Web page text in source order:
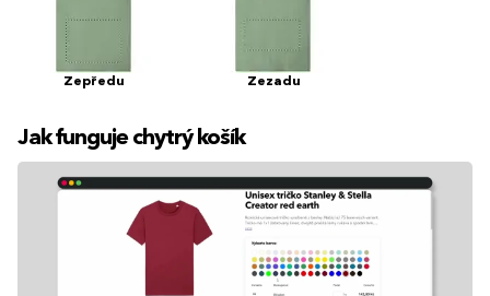
Zepředu Zezadu
Jak funguje chytrý košík